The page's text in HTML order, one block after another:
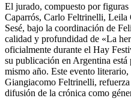
El jurado, compuesto por
Caparrós, Carlo Feltrinelli,
Sesé, bajo la coordinación de
calidad y profundidad de «La
oficialmente durante el Hay
su publicación en Argentina está
mismo año. Este evento
Giangiacomo Feltrinelli,
difusión de la crónica como